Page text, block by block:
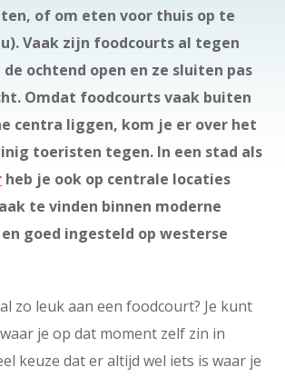
of om eten voor thuis op te
Vaak zijn foodcourts al tegen
ochtend open en ze sluiten pas
Omdat foodcourts vaak buiten
centra liggen, kom je er over het
toeristen tegen. In een stad als
heb je ook op centrale locaties
te vinden binnen moderne
goed ingesteld op westerse
zo leuk aan een foodcourt? Je kunt
je op dat moment zelf zin in
keuze dat er altijd wel iets is waar je